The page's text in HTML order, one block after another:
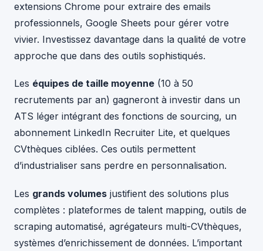
extensions Chrome pour extraire des emails
professionnels, Google Sheets pour gérer votre
vivier. Investissez davantage dans la qualité de votre
approche que dans des outils sophistiqués.
Les équipes de taille moyenne (10 à 50
recrutements par an) gagneront à investir dans un
ATS léger intégrant des fonctions de sourcing, un
abonnement LinkedIn Recruiter Lite, et quelques
CVthèques ciblées. Ces outils permettent
d’industrialiser sans perdre en personnalisation.
Les grands volumes justifient des solutions plus
complètes : plateformes de talent mapping, outils de
scraping automatisé, agrégateurs multi-CVthèques,
systèmes d’enrichissement de données. L’important